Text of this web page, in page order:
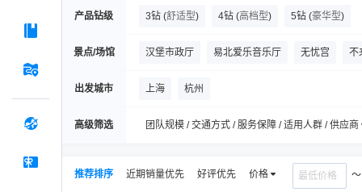
产品钻级 3钻 (舒适型) 4钻 (高档型) 5钻 (豪华型)
景点/场馆 汉堡市政厅 易北爱乐音乐厅 无忧宫 不
不来梅的城市乐手雕塑
出发城市 上海 杭州
高级筛选 团队规模 / 交通方式 / 服务保障 / 适用人群 / 供应商
推荐排序 近期销量优先 好评优先 价格